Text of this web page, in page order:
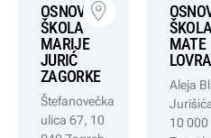
OSNOVNA
ŠKOLA
MARIJE
JURIĆ
ZAGORKE
Štefanovečka
ulica 67, 10
ŠKOLA
MATE
Aleja
10 000